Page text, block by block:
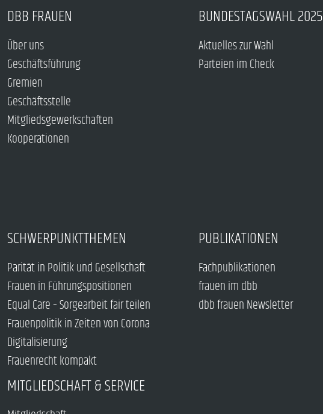
DBB FRAUEN
Über uns
Geschäftsführung
Gremien
Geschäftsstelle
Mitgliedsgewerkschaften
Kooperationen
BUNDESTAGSWAHL 2025
Aktuelles zur Wahl
Parteien im Check
SCHWERPUNKTTHEMEN
Parität in Politik und Gesellschaft
Frauen in Führungspositionen
Equal Care – Sorgearbeit fair teilen
Frauenpolitik in Zeiten von Corona
Digitalisierung
Frauenrecht kompakt
PUBLIKATIONEN
Fachpublikationen
frauen im dbb
dbb frauen Newsletter
MITGLIEDSCHAFT & SERVICE